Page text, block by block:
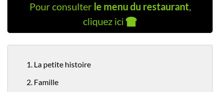
Pour consulter le menu du restaurant,
cliquez ici
1. La petite histoire
2. Famille